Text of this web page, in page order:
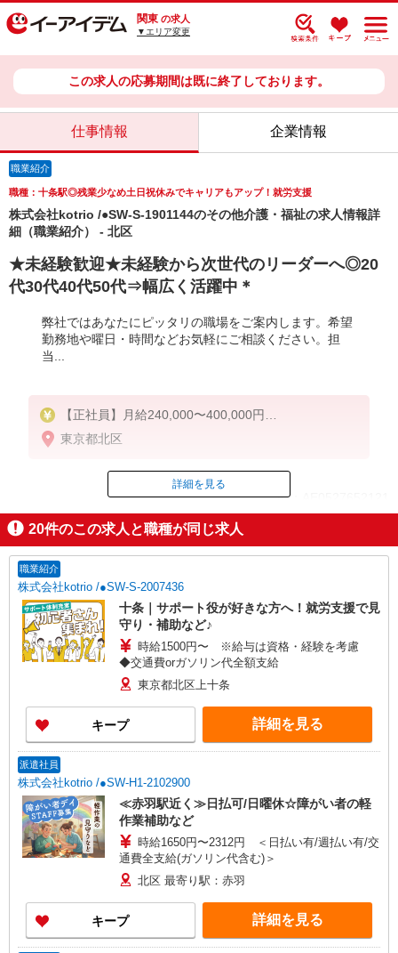
関東 の求人
▼エリア変更
この求人の応募期間は既に終了しております。
仕事情報 企業情報
職業紹介
職種：十条駅◎残業少なめ土日祝休みでキャリアもアップ！就労支援
株式会社kotrio /●SW-S-1901144のその他介護・福祉の求人情報詳
細（職業紹介） - 北区
★未経験歓迎★未経験から次世代のリーダーへ◎20
代30代40代50代⇒幅広く活躍中＊
弊社ではあなたにピッタリの職場をご案内します。希望
勤務地や曜日・時間などお気軽にご相談ください。担
当...
【正社員】月給240,000〜400,000円
・基本給：200,000円〜220,000円
・資格手当：10,000〜30,000円
・処遇改善手当：20,000〜60,000円（勤続年数、保
有資格により変動）
・固定残業手当：20,000円（10時間）
※固定残業時間を超過する場合には超過勤務手当と
して別途支給
下記資格をお持ちの方歓迎
・認知症介護基礎研修
・初任者研修
・実務者研修
・介護福祉士 など
東京都北区
ID：AE0527652121
掲載期間終了
詳細を見る
20件のこの求人と職種が同じ求人
職業紹介
株式会社kotrio /●SW-S-2007436
十条｜サポート役が好きな方へ！就労支援で見
守り・補助など♪
時給1500円〜 ※給与は資格・経験を考慮
◆交通費orガソリン代全額支給
東京都北区上十条
キープ 詳細を見る
派遣社員
株式会社kotrio /●SW-H1-2102900
≪赤羽駅近く≫日払可/日曜休☆障がい者の軽
作業補助など
時給1650円〜2312円 ＜日払い有/週払い有/交
通費全支給(ガソリン代含む)＞
北区 最寄り駅：赤羽
キープ 詳細を見る